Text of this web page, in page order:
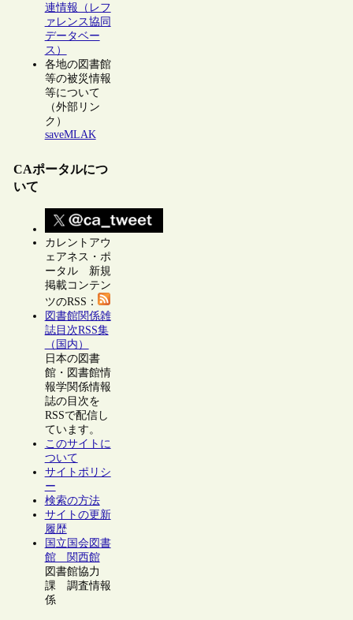
連情報（レフ
ァレンス協同
データベー
ス）
各地の図書館
等の被災情報
等について
（外部リン
ク）
saveMLAK
CAポータルにつ
いて
カレントアウ
ェアネス・ポ
ータル 新規
掲載コンテン
ツのRSS：
図書館関係雑
誌目次RSS集
（国内）
日本の図書
館・図書館情
報学関係情報
誌の目次を
RSSで配信し
ています。
このサイトに
ついて
サイトポリシ
ー
検索の方法
サイトの更新
履歴
国立国会図書
館 関西館
図書館協力
課 調査情報
係